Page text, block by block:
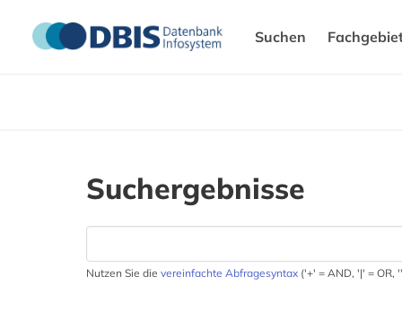
Suchen
Suchergebnisse
Nutzen Sie die vereinfachte Abfragesyntax ('+' = AND, '|' = OR,